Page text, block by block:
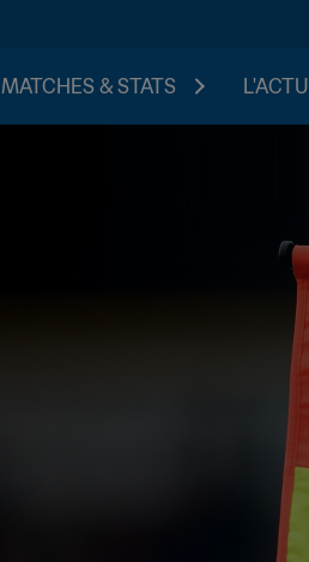
MATCHES & STATS L'ACTU